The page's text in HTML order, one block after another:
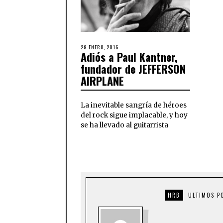
29 ENERO, 2016
Adiós a Paul Kantner,
fundador de JEFFERSON
AIRPLANE
La inevitable sangría de héroes
del rock sigue implacable, y hoy
se ha llevado al guitarrista
HRB ULTIMOS